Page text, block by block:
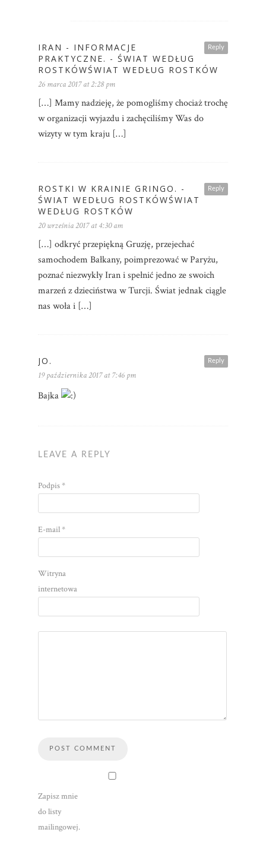
Reply
IRAN - INFORMACJE
PRAKTYCZNE. - ŚWIAT WEDŁUG
ROSTKÓWŚWIAT WEDŁUG ROSTKÓW
26 marca 2017 at 2:28 pm
[…] Mamy nadzieję, że pomogliśmy chociaż trochę
w organizacji wyjazdu i zachęciliśmy Was do
wizyty w tym kraju […]
Reply
ROSTKI W KRAINIE GRINGO. -
ŚWIAT WEDŁUG ROSTKÓWŚWIAT
WEDŁUG ROSTKÓW
20 września 2017 at 4:30 am
[…] odkryć przepiękną Gruzję, przejechać
samochodem Bałkany, poimprezować w Paryżu,
poznać niezwykły Iran i spełnić jedno ze swoich
marzeń z dzieciństwa w Turcji. Świat jednak ciągle
nas woła i […]
Reply
JO.
19 października 2017 at 7:46 pm
Bajka
LEAVE A REPLY
Podpis*
E-mail*
Witryna
internetowa
Zapisz mnie
do listy
mailingowej.